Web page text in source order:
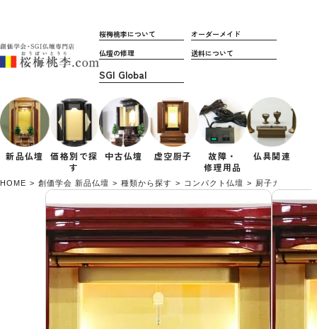
桜梅桃李について
オーダーメイド
仏壇の修理
送料について
新品仏壇 価格別で探
す
中古仏壇 虚空厨子
故障・
修理用品
仏具関連
HOME 創価学会 新品仏壇 種類から探す コンパクト仏壇 厨子カバー付き